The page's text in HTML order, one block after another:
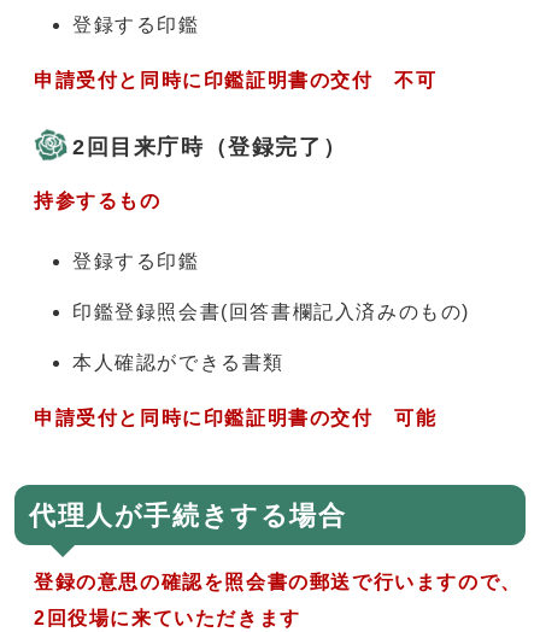
登録する印鑑
申請受付と同時に印鑑証明書の交付 不可
2回目来庁時（登録完了）
持参するもの
登録する印鑑
印鑑登録照会書(回答書欄記入済みのもの)
本人確認ができる書類
申請受付と同時に印鑑証明書の交付 可能
代理人が手続きする場合
登録の意思の確認を照会書の郵送で行いますので、
2回役場に来ていただきます